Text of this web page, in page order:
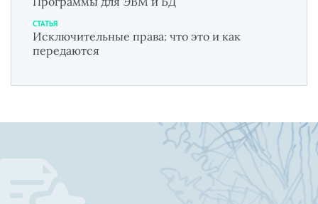
СТАТЬЯ
Исключительные права: что это и как
передаются